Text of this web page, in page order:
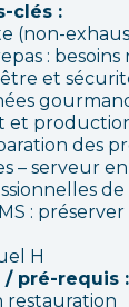
clés :
(non-
:
et
des
– serveur
de
: préserver
H
/ pré-requis :
restauration